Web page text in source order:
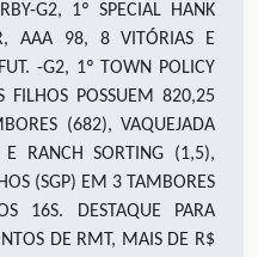
G2, 1º SPECIAL HANK
AAA 98, 8 VITÓRIAS E
-G2, 1º TOWN POLICY
FILHOS POSSUEM 820,25
(682), VAQUEJADA
RANCH SORTING (1,5),
(SGP) EM 3 TAMBORES
16S. DESTAQUE PARA
DE RMT, MAIS DE R$